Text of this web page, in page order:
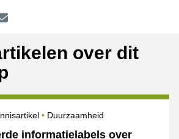
over dit
informatielabels over
Onderwerpen
Duurzaamheid